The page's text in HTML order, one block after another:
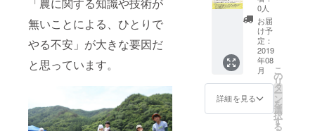
「農に関する知識や技術が
無いことによる、ひとりで
やる不安」が大きな要因だ
と思っています。
ます。
の良い
家具。
とても
おしゃ
れな空
間で
す。 ※
イベン
ト内容
アップ
塾参加
権◀ コ
ワーキ
ング
iitoco!!
で今後
実施す
る、
「自分
の好き
0人
お届
け予
定：
2019
年08
月
詳細を見る
こ
の
リ
タ
ー
ン
を
選
択
す
る